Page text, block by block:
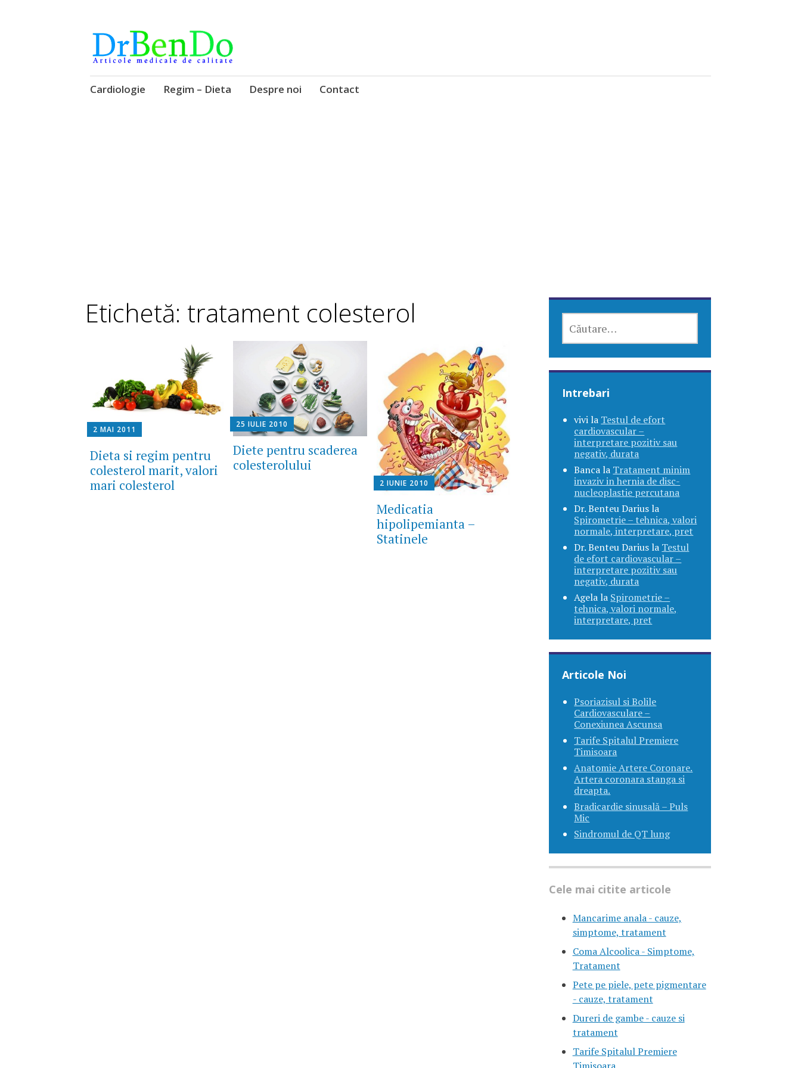
DrBendo.ro
Alimentatia sa iti fie medicatia
Sari
Cardiologie Regim – Dieta Despre noi Contact
Etichetă: tratament colesterol
2 MAI 2011
Dieta si regim pentru
colesterol marit, valori
mari colesterol
25 IULIE 2010
Diete pentru scaderea
colesterolului
2 IUNIE 2010
Medicatia
hipolipemianta –
Statinele
DUPĂ:
Intrebari
vivi la Testul de efort
cardiovascular –
interpretare pozitiv sau
negativ, durata
Banca la Tratament minim
invaziv in hernia de disc-
nucleoplastie percutana
Dr. Benteu Darius la
Spirometrie – tehnica, valori
normale, interpretare, pret
Dr. Benteu Darius la Testul
de efort cardiovascular –
interpretare pozitiv sau
negativ, durata
Agela la Spirometrie –
tehnica, valori normale,
interpretare, pret
Articole Noi
Psoriazisul si Bolile
Cardiovasculare –
Conexiunea Ascunsa
Tarife Spitalul Premiere
Timisoara
Anatomie Artere Coronare.
Artera coronara stanga si
dreapta.
Bradicardie sinusală – Puls
Mic
Sindromul de QT lung
Cele mai citite articole
Mancarime anala - cauze,
simptome, tratament
Coma Alcoolica - Simptome,
Tratament
Pete pe piele, pete pigmentare
- cauze, tratament
Dureri de gambe - cauze si
tratament
Tarife Spitalul Premiere
Timisoara